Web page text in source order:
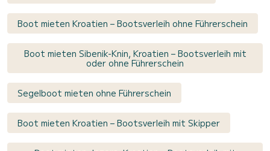
Boot mieten Kroatien – Bootsverleih ohne Führerschein
Boot mieten Sibenik-Knin, Kroatien – Bootsverleih mit
oder ohne Führerschein
Segelboot mieten ohne Führerschein
Boot mieten Kroatien – Bootsverleih mit Skipper